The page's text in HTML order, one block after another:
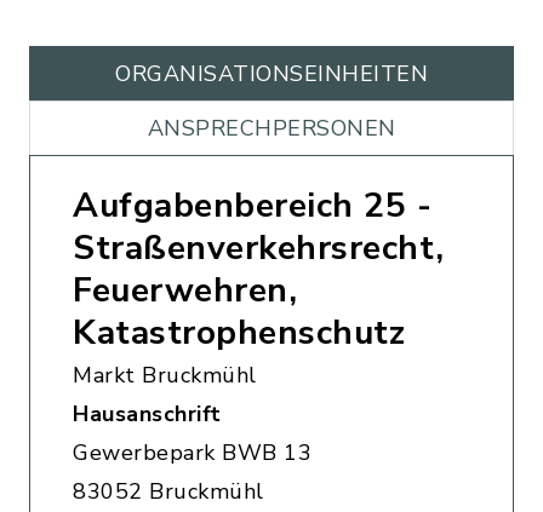
ORGANISATIONS­EINHEITEN
ANSPRECHPERSONEN
Aufgabenbereich 25 -
Straßenverkehrsrecht,
Feuerwehren,
Katastrophenschutz
Markt Bruckmühl
Hausanschrift
Gewerbepark BWB 13
83052 Bruckmühl